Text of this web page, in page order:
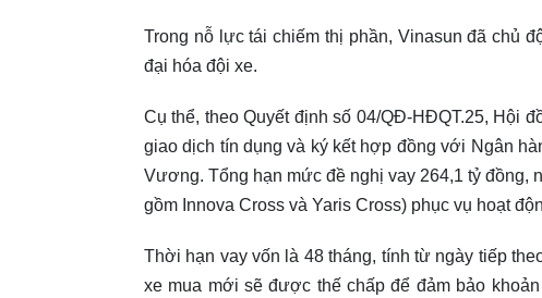
Trong nỗ lực tái chiếm thị phần, Vinasun đã chủ
đại hóa đội xe.
Cụ thể, theo Quyết định số 04/QĐ-HĐQT.25, Hội
giao dịch tín dụng và ký kết hợp đồng với Ngân
Vương. Tổng hạn mức đề nghị vay 264,1 tỷ đồng,
gồm Innova Cross và Yaris Cross) phục vụ hoạt
Thời hạn vay vốn là 48 tháng, tính từ ngày tiếp
xe mua mới sẽ được thế chấp để đảm bảo